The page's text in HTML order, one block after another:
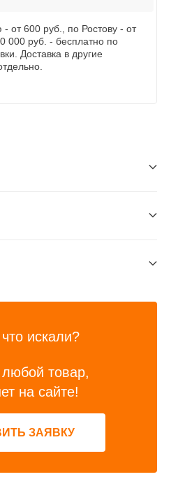
от 600 руб., по Ростову - от
000 руб. - бесплатно по
Доставка в другие
искали?
товар,
на сайте!
ЗАЯВКУ